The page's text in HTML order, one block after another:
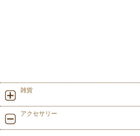
雑貨
アクセサリー